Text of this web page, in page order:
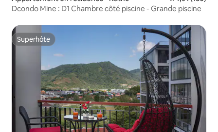
Dcondo Mine : D1 Chambre côté piscine - Grande piscine
Superhôte
Superhôte